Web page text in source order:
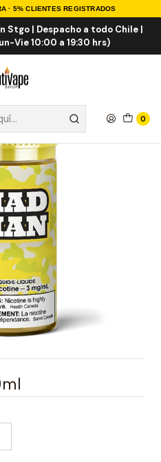
· 5% CLIENTES REGISTRADOS
Stgo | Despacho a todo Chile |
Vie 10:00 a 19:30 hrs)
0
E-liquid Importados 100ml
100ml